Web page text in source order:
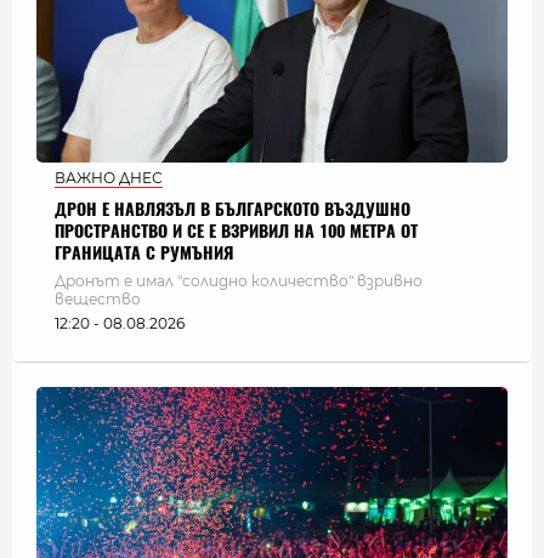
ВАЖНО ДНЕС
ДРОН Е НАВЛЯЗЪЛ В БЪЛГАРСКОТО ВЪЗДУШНО
ПРОСТРАНСТВО И СЕ Е ВЗРИВИЛ НА 100 МЕТРА ОТ
ГРАНИЦАТА С РУМЪНИЯ
Дронът е имал "солидно количество" взривно
вещество
12:20 - 08.08.2026